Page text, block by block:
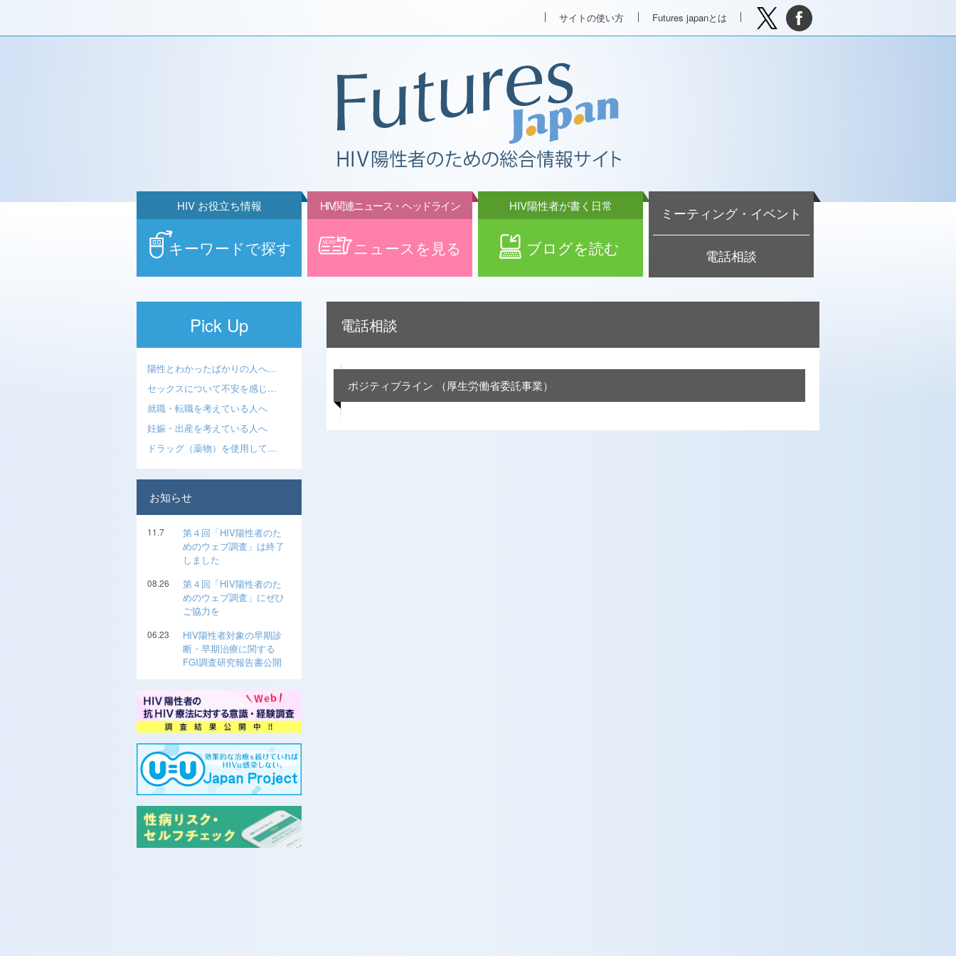
サイトの使い方 Futures japanとは
キーワードで探す
HIV お役立ち情報
ニュースを見る
HIV関連ニュース・ヘッドライン
ブログを読む
HIV陽性者が書く日常 ミーティング・イベント
電話相談
電話相談
ポジティブライン （厚生労働省委託事業）
Pick Up
陽性とわかったばかりの人へ…
セックスについて不安を感じ…
就職・転職を考えている人へ
妊娠・出産を考えている人へ
ドラッグ（薬物）を使用して…
お知らせ
11.7
第４回「HIV陽性者のた
めのウェブ調査」は終了
しました
08.26
第４回「HIV陽性者のた
めのウェブ調査」にぜひ
ご協力を
06.23
HIV陽性者対象の早期診
断・早期治療に関する
FGI調査研究報告書公開